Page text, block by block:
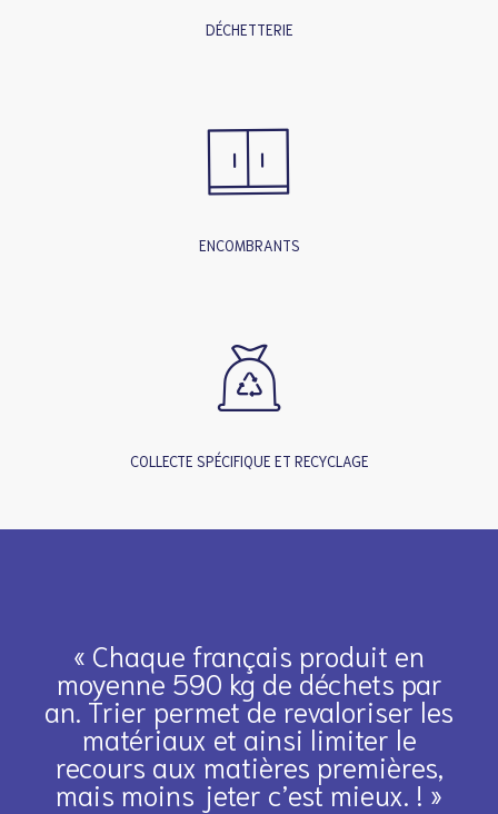
DÉCHETTERIE
ENCOMBRANTS
COLLECTE SPÉCIFIQUE ET RECYCLAGE
« Chaque français produit en
moyenne 590 kg de déchets par
an. Trier permet de revaloriser les
matériaux et ainsi limiter le
recours aux matières premières,
mais moins jeter c’est mieux. ! »